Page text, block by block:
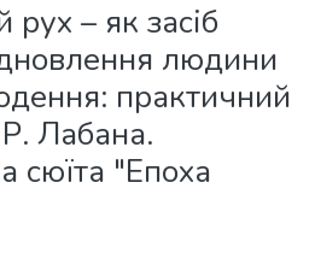
– як засіб
людини
практичний
Р. Лабана.
сюїта "Епоха